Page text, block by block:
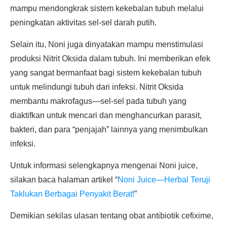
mampu mendongkrak sistem kekebalan tubuh melalui
peningkatan aktivitas sel-sel darah putih.
Selain itu, Noni juga dinyatakan mampu menstimulasi
produksi Nitrit Oksida dalam tubuh. Ini memberikan efek
yang sangat bermanfaat bagi sistem kekebalan tubuh
untuk melindungi tubuh dari infeksi. Nitrit Oksida
membantu makrofagus—sel-sel pada tubuh yang
diaktifkan untuk mencari dan menghancurkan parasit,
bakteri, dan para “penjajah” lainnya yang menimbulkan
infeksi.
Untuk informasi selengkapnya mengenai Noni juice,
silakan baca halaman artikel “Noni Juice—Herbal Teruji
Taklukan Berbagai Penyakit Berat!”
Demikian sekilas ulasan tentang obat antibiotik cefixime,